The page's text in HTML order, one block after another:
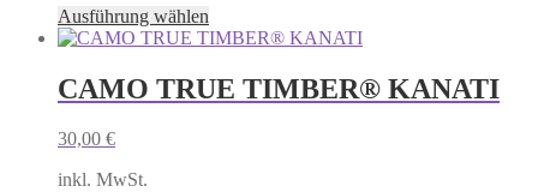
werden
Ausführung wählen
Produkt
mehrere
Varianten
CAMO TRUE TIMBER® KANATI
30,00 €
inkl. MwSt.